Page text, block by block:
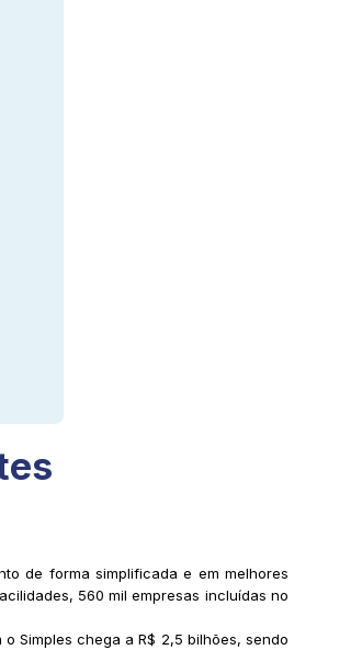
de forma simplificada e em melhores
560 mil empresas incluídas no
Simples chega a R$ 2,5 bilhões, sendo